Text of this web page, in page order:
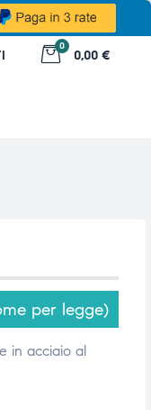
0
0,00 €
per legge)
in acciaio al